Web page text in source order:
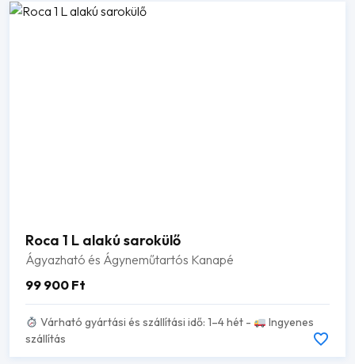
Roca 1 L alakú sarokülő
Ágyazható és Ágyneműtartós Kanapé
99 900 Ft
Várható gyártási és szállítási idő: 1–4 hét -
Ingyenes
szállítás